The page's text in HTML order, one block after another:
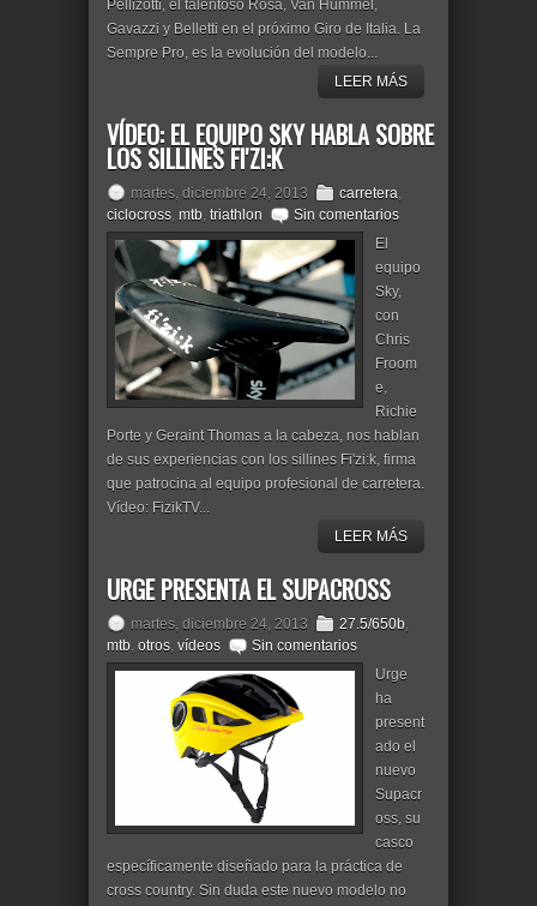
Pellizotti, el talentoso Rosa, Van Hummel,
Gavazzi y Belletti en el próximo Giro de Italia. La
Sempre Pro, es la evolución del modelo...
LEER MÁS
VÍDEO: EL EQUIPO SKY HABLA SOBRE
LOS SILLINES FI'ZI:K
martes, diciembre 24, 2013 carretera,
ciclocross, mtb, triathlon
Sin comentarios
El
equipo
Sky,
con
Chris
Froom
e,
Richie
Porte y Geraint Thomas a la cabeza, nos hablan
de sus experiencias con los sillines Fi'zi:k, firma
que patrocina al equipo profesional de carretera.
Vídeo: FizikTV...
LEER MÁS
URGE PRESENTA EL SUPACROSS
martes, diciembre 24, 2013 27.5/650b,
mtb, otros, vídeos
Sin comentarios
Urge
ha
present
ado el
nuevo
Supacr
oss, su
casco
específicamente diseñado para la práctica de
cross country. Sin duda este nuevo modelo no